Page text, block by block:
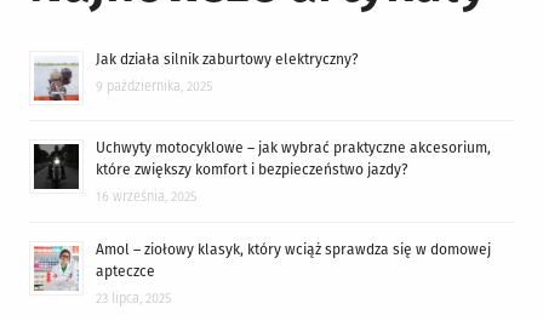
Jak działa silnik zaburtowy elektryczny?
9 października, 2025
Uchwyty motocyklowe – jak wybrać praktyczne akcesorium,
które zwiększy komfort i bezpieczeństwo jazdy?
16 września, 2025
Amol – ziołowy klasyk, który wciąż sprawdza się w domowej
apteczce
23 lipca, 2025